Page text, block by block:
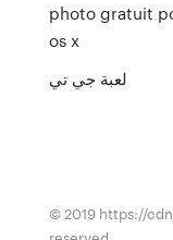
photo gratuit
os x
لعبة جي تي
© 2019 https://